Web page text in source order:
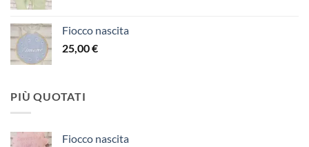
Fiocco nascita
25,00€
PIÙ QUOTATI
Fiocco nascita